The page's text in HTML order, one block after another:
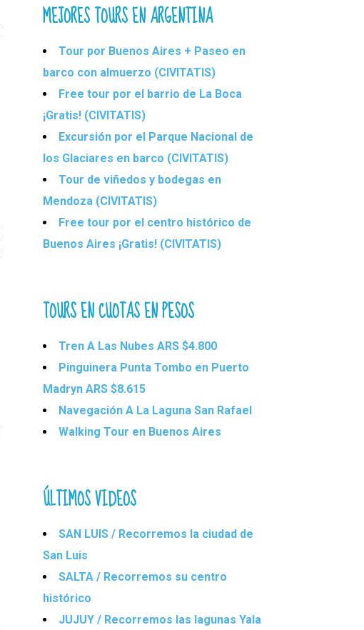
MEJORES TOURS EN ARGENTINA
Tour por Buenos Aires + Paseo en
barco con almuerzo (CIVITATIS)
Free tour por el barrio de La Boca
¡Gratis! (CIVITATIS)
Excursión por el Parque Nacional de
los Glaciares en barco (CIVITATIS)
Tour de viñedos y bodegas en
Mendoza (CIVITATIS)
Free tour por el centro histórico de
Buenos Aires ¡Gratis! (CIVITATIS)
TOURS EN CUOTAS EN PESOS
Tren A Las Nubes ARS $4.800
Pinguinera Punta Tombo en Puerto
Madryn ARS $8.615
Navegación A La Laguna San Rafael
Walking Tour en Buenos Aires
ÚLTIMOS VIDEOS
SAN LUIS / Recorremos la ciudad de
San Luis
SALTA / Recorremos su centro
histórico
JUJUY / Recorremos las lagunas Yala